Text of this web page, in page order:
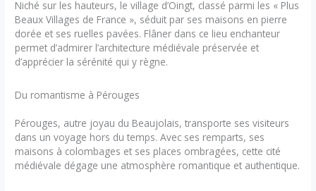
Niché sur les hauteurs, le village d’Oingt, classé parmi les « Plus
Beaux Villages de France », séduit par ses maisons en pierre
dorée et ses ruelles pavées. Flâner dans ce lieu enchanteur
permet d’admirer l’architecture médiévale préservée et
d’apprécier la sérénité qui y règne.
Du romantisme à Pérouges
Pérouges, autre joyau du Beaujolais, transporte ses visiteurs
dans un voyage hors du temps. Avec ses remparts, ses
maisons à colombages et ses places ombragées, cette cité
médiévale dégage une atmosphère romantique et authentique.